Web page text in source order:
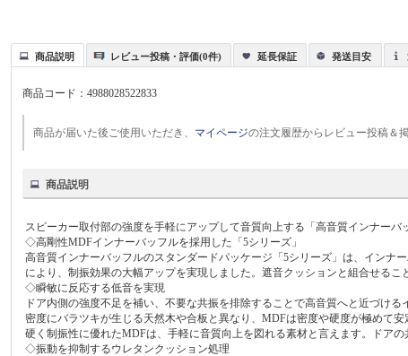
商品説明 レビュー投稿・評価(0件) 延長保証 発送目安
商品コード：4988028522833
商品が届いた後ご使用いただき、 マイページの注文履歴からレビュー投稿＆
商品説明
スピーカー取付部の強度を手軽にアップして音質向上する「高音質インナーバ
◇高剛性MDFインナーバッフルを採用した「5シリーズ」
高音質インナーバッフルのスタンダードパッケージ「5シリーズ」は、インナ
により、制振効果の大幅アップを実現しました。遮音クッションと組合せるこ
◇瞬敏に反応する低音を実現
ドア内側の強度不足を補い、不要な共振を排除することで高音質へと近づけ
密度にバラツキが生じる天然木や合板と異なり、MDFは密度や硬度が極めて
硬く制振性に優れたMDFは、手軽に音質向上を図れる素材と言えます。ドア
◇振動を抑制するウレタンクッション処理